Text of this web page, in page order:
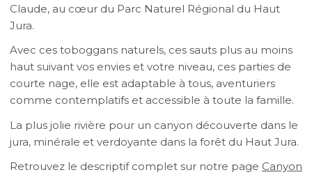
Claude, au cœur du Parc Naturel Régional du Haut
Jura.
Avec ces toboggans naturels, ces sauts plus au moins
haut suivant vos envies et votre niveau, ces parties de
courte nage, elle est adaptable à tous, aventuriers
comme contemplatifs et accessible à toute la famille.
La plus jolie rivière pour un canyon découverte dans le
jura, minérale et verdoyante dans la forêt du Haut Jura.
Retrouvez le descriptif complet sur notre page Canyon